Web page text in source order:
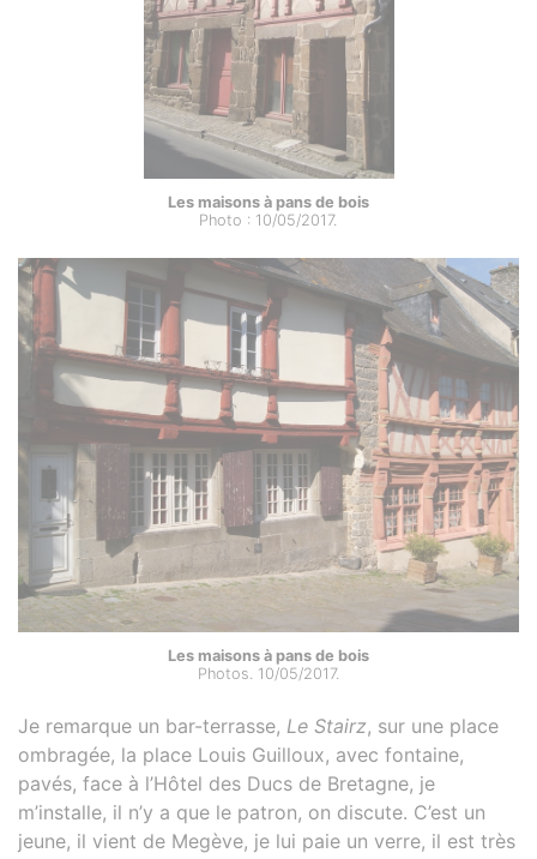
Les maisons à pans de bois
Photo : 10/05/2017.
Les maisons à pans de bois
Photos. 10/05/2017.
Je remarque un bar-terrasse, Le Stairz, sur une place
ombragée, la place Louis Guilloux, avec fontaine,
pavés, face à l’Hôtel des Ducs de Bretagne, je
m’installe, il n’y a que le patron, on discute. C’est un
jeune, il vient de Megève, je lui paie un verre, il est très